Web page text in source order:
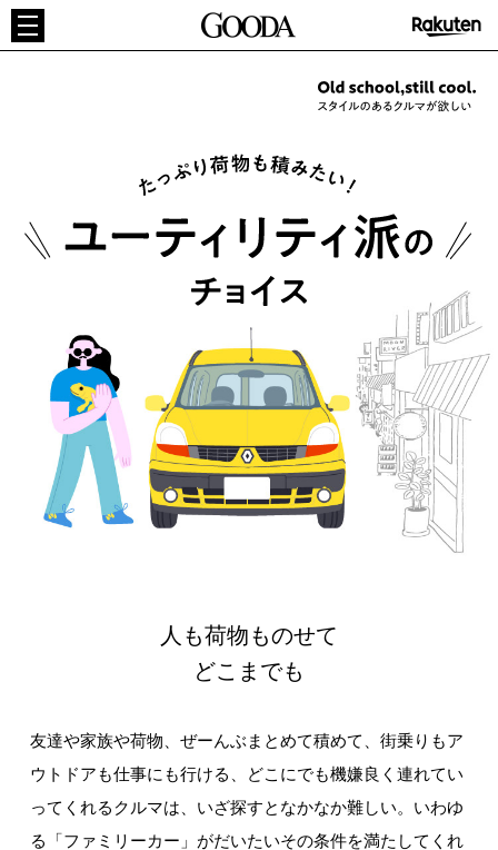
人も荷物ものせて
どこまでも
友達や家族や荷物、ぜーんぶまとめて積めて、街乗りもア
ウトドアも仕事にも行ける、どこにでも機嫌良く連れてい
ってくれるクルマは、いざ探すとなかなか難しい。いわゆ
る「ファミリーカー」がだいたいその条件を満たしてくれ